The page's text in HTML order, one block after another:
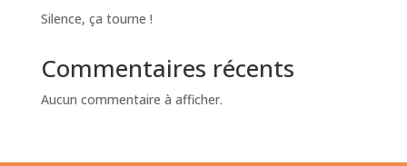
Silence, ça tourne !
Commentaires récents
Aucun commentaire à afficher.